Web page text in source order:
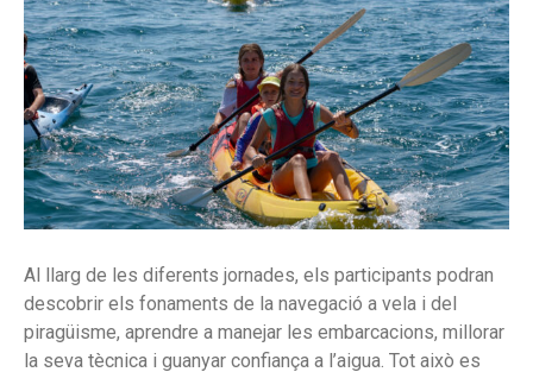
Al llarg de les diferents jornades, els participants podran
descobrir els fonaments de la navegació a vela i del
piragüisme, aprendre a manejar les embarcacions, millorar
la seva tècnica i guanyar confiança a l’aigua. Tot això es